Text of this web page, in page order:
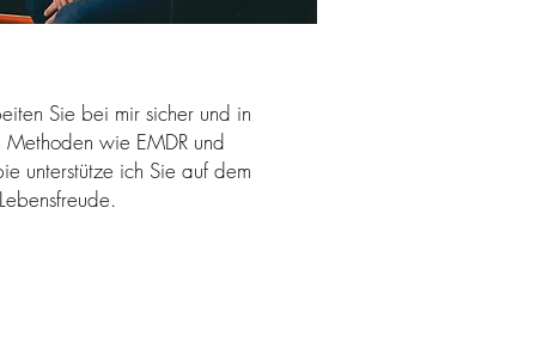
Sie bei mir sicher und in
wie EMDR und
unterstütze ich Sie auf dem